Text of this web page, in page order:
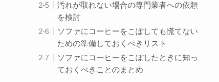
汚れが取れない場合の専門業者への依頼
を検討
ソファにコーヒーをこぼしても慌てない
ための準備しておくべきリスト
ソファにコーヒーをこぼしたときに知っ
ておくべきことのまとめ